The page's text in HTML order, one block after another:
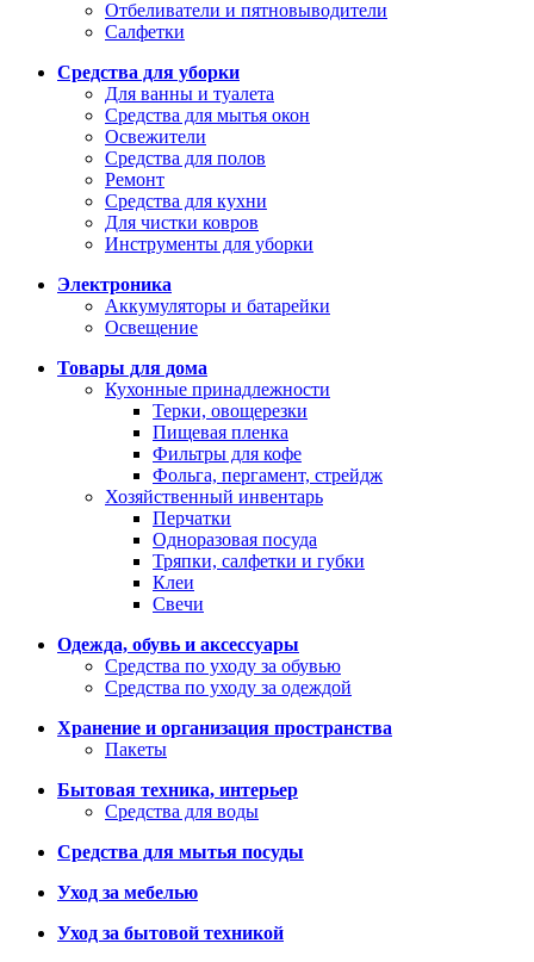
Отбеливатели и пятновыводители
Салфетки
Средства для уборки
Для ванны и туалета
Средства для мытья окон
Освежители
Средства для полов
Ремонт
Средства для кухни
Для чистки ковров
Инструменты для уборки
Электроника
Аккумуляторы и батарейки
Освещение
Товары для дома
Кухонные принадлежности
Терки, овощерезки
Пищевая пленка
Фильтры для кофе
Фольга, пергамент, стрейдж
Хозяйственный инвентарь
Перчатки
Одноразовая посуда
Тряпки, салфетки и губки
Клеи
Свечи
Одежда, обувь и аксессуары
Средства по уходу за обувью
Средства по уходу за одеждой
Хранение и организация пространства
Пакеты
Бытовая техника, интерьер
Средства для воды
Средства для мытья посуды
Уход за мебелью
Уход за бытовой техникой